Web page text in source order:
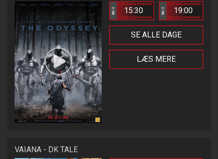
Bio 3 15:30 Bio 3 19:00
SE ALLE DAGE
LÆS MERE
VAIANA - DK TALE